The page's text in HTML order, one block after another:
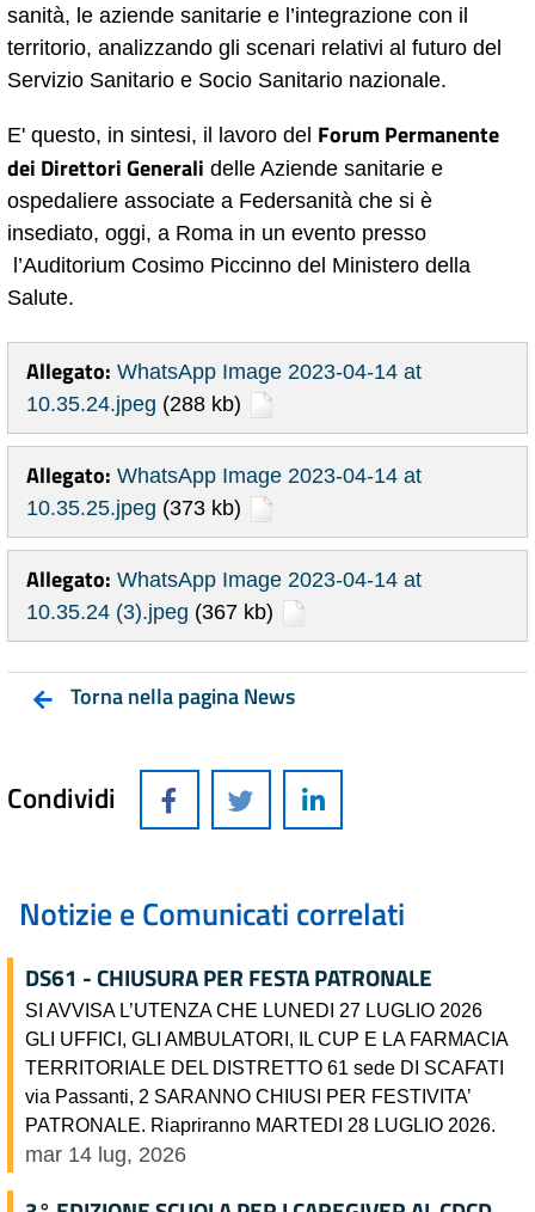
sanità, le aziende sanitarie e l’integrazione con il
territorio, analizzando gli scenari relativi al futuro del
Servizio Sanitario e Socio Sanitario nazionale.
E' questo, in sintesi, il lavoro del Forum Permanente
dei Direttori Generali delle Aziende sanitarie e
ospedaliere associate a Federsanità che si è
insediato, oggi, a Roma in un evento presso
l’Auditorium Cosimo Piccinno del Ministero della
Salute.
Allegato: WhatsApp Image 2023-04-14 at
10.35.24.jpeg (288 kb)
Allegato: WhatsApp Image 2023-04-14 at
10.35.25.jpeg (373 kb)
Allegato: WhatsApp Image 2023-04-14 at
10.35.24 (3).jpeg (367 kb)
Torna nella pagina News
Condividi
Notizie e Comunicati correlati
DS61 - CHIUSURA PER FESTA PATRONALE
SI AVVISA L’UTENZA CHE LUNEDI 27 LUGLIO 2026
GLI UFFICI, GLI AMBULATORI, IL CUP E LA FARMACIA
TERRITORIALE DEL DISTRETTO 61 sede DI SCAFATI
via Passanti, 2 SARANNO CHIUSI PER FESTIVITA’
PATRONALE. Riapriranno MARTEDI 28 LUGLIO 2026.
mar 14 lug, 2026